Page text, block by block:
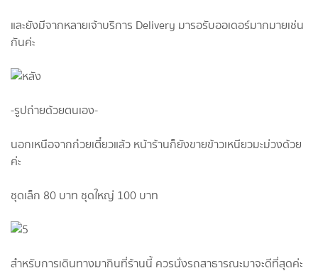
และยังมีจากหลายเจ้าบริการ Delivery มารอรับออเดอร์มากมายเช่น
กันค่ะ
-รูปถ่ายด้วยตนเอง-
นอกเหนือจากก๋วยเตี๋ยวแล้ว หน้าร้านก็ยังขายข้าวเหนียวมะม่วงด้วย
ค่ะ
ชุดเล็ก 80 บาท ชุดใหญ่ 100 บาท
สำหรับการเดินทางมากินที่ร้านนี้ ควรนั่งรถสาธารณะมาจะดีที่สุดค่ะ